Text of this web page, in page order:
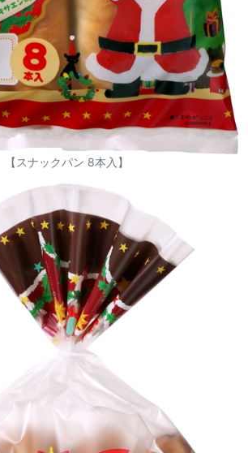
【スナックパン 8本入】